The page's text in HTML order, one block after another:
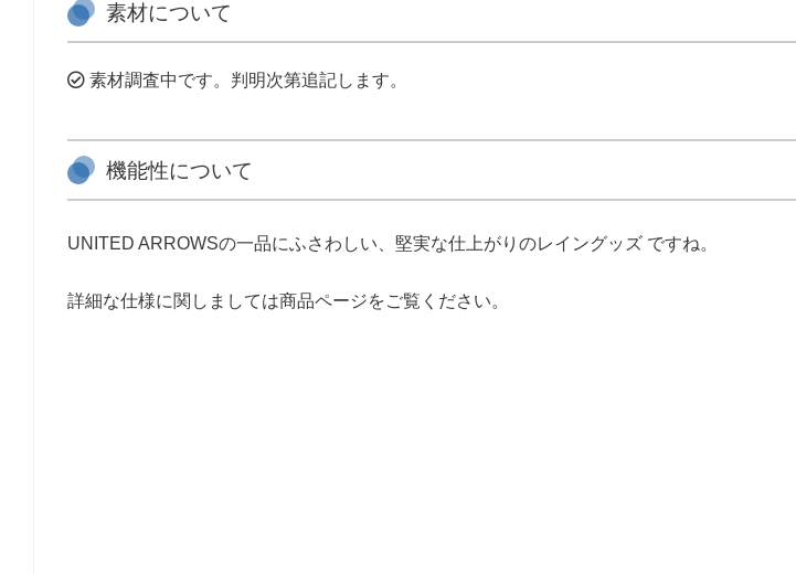
素材について
素材調査中です。判明次第追記します。
機能性について
UNITED ARROWSの一品にふさわしい、堅実な仕上がりのレイングッズ ですね。
詳細な仕様に関しましては商品ページをご覧ください。